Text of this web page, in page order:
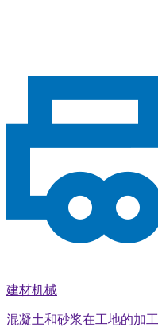
建材机械
混凝土和砂浆在工地的加